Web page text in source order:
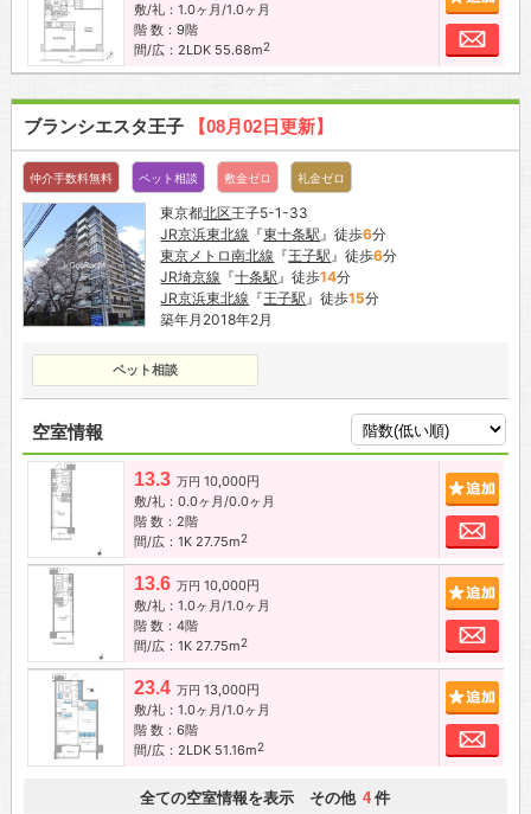
敷/礼：1.0ヶ月/1.0ヶ月
階 数：9階
間/広：2LDK 55.68m2
お
ブランシエスタ王子 【08月02日更新】
仲介手数料無料 ペット相談 敷金ゼロ 礼金ゼロ
東京都北区王子5-1-33
JR京浜東北線 『東十条駅』徒歩6分
東京メトロ南北線 『王子駅』徒歩6分
JR埼京線 『十条駅』徒歩14分
JR京浜東北線 『王子駅』徒歩15分
築年月2018年2月
ペット相談
空室情報
13.3 万円 10,000円
敷/礼：0.0ヶ月/0.0ヶ月
階 数：2階
間/広：1K 27.75m2
お
13.6 万円 10,000円
敷/礼：1.0ヶ月/1.0ヶ月
階 数：4階
間/広：1K 27.75m2
お
23.4 万円 13,000円
敷/礼：1.0ヶ月/1.0ヶ月
階 数：6階
間/広：2LDK 51.16m2
お
全ての空室情報を表示 その他 4 件